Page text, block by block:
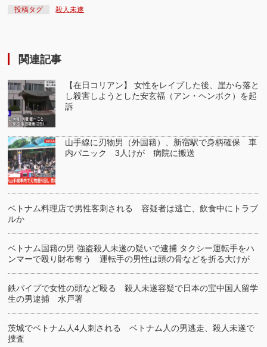
投稿タグ 殺人未遂
関連記事
【在日コリアン】 女性をレイプした後、崖から落と
し殺害しようとした安玄福（アン・ヘンボク）を起
訴
山手線に刃物男（外国籍）、新宿駅で身柄確保 車
内パニック 3人けが 病院に搬送
ベトナム料理店で男性客刺される 容疑者は逃亡、飲食中にトラブ
ルか
ベトナム国籍の男 強盗殺人未遂の疑いで逮捕 タクシー運転手をハ
ンマーで殴り財布奪う 運転手の男性は頭の骨などを折る大けが
鉄パイプで女性の頭など殴る 殺人未遂容疑で日本の宝中国人留学
生の男逮捕 水戸署
茨城でベトナム人4人刺される ベトナム人の男逃走、殺人未遂で
捜査